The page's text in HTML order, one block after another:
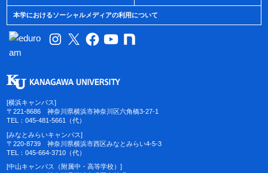
本学におけるソーシャルメディアの利用について
[横浜キャンパス]
〒221-8686 神奈川県横浜市神奈川区六角橋3-27-1
TEL：045-481-5661（代）
[みなとみらいキャンパス]
〒220-8739 神奈川県横浜市西区みなとみらい4-5-3
TEL：045-664-3710（代）
[中山キャンパス（附属中・高等学校）]